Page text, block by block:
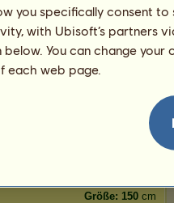
909.77
855.56
1184.84
303.90
Größe: 150 cm
you specifically consent
with Ubisoft’s partners
You can change
each web page.